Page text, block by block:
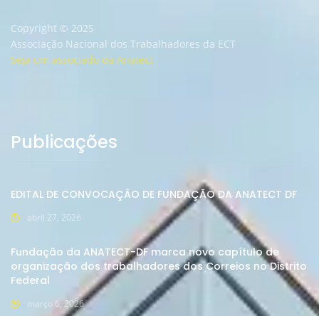
Copyright © 2025
Associação Nacional dos Trabalhadores da ECT
Seja um associado da Anatect
Publicações
EDITAL DE CONVOCAÇÂO DE FUNDAÇÃO DA ANATECT DF
abril 27, 2026
Fundação da ANATECT-DF marca novo capítulo de
organização dos trabalhadores dos Correios no Distrito
Federal
março 6, 2026